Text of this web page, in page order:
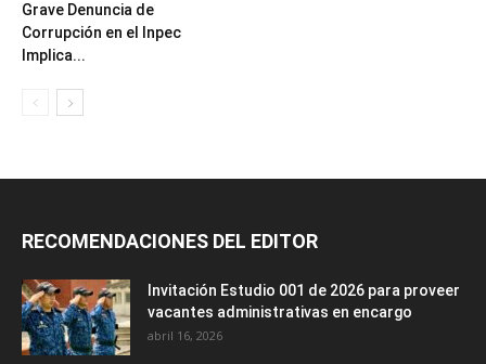
Grave Denuncia de
Corrupción en el Inpec
Implica...
RECOMENDACIONES DEL EDITOR
Invitación Estudio 001 de 2026 para proveer
vacantes administrativas en encargo
abril 16, 2026